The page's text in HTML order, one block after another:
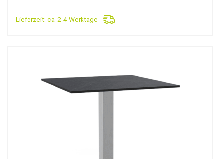
Lieferzeit: ca. 2-4 Werktage